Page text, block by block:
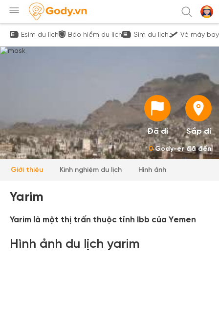
Esim du lịch Bảo hiểm du lịch Sim du lịch Vé máy bay
Đã đi Sắp đi
0Gody-er đã đến
Giới thiệu Kinh nghiệm du lịch Hình ảnh
Yarim
Yarim là một thị trấn thuộc tỉnh Ibb của Yemen
Hình ảnh du lịch yarim